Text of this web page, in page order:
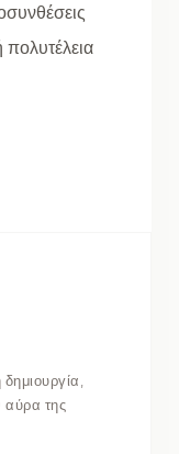
πολυτέλεια
αύρα της